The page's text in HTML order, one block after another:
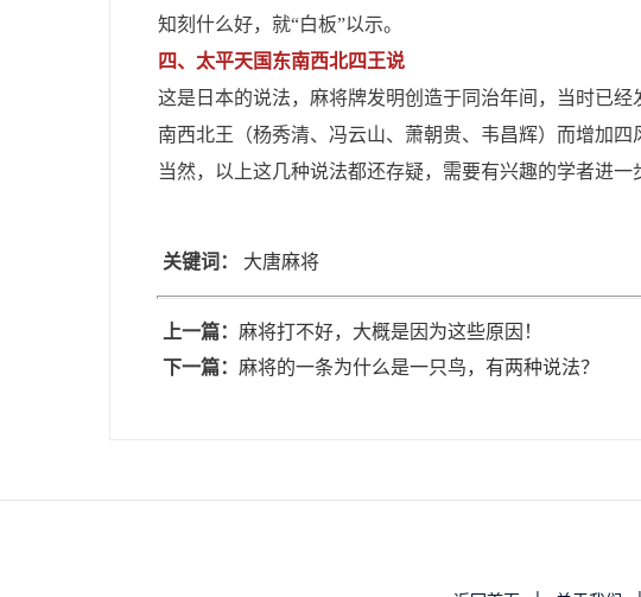
知刻什么好，就“白板”以示。
四、太平天国东南西北四王说
这是日本的说法，麻将牌发明创造于同治年间，当时已
南西北王（杨秀清、冯云山、萧朝贵、韦昌辉）而增加四
当然，以上这几种说法都还存疑，需要有兴趣的学者进一
关键词： 大唐麻将
上一篇： 麻将打不好，大概是因为这些原因！
下一篇： 麻将的一条为什么是一只鸟，有两种说法？